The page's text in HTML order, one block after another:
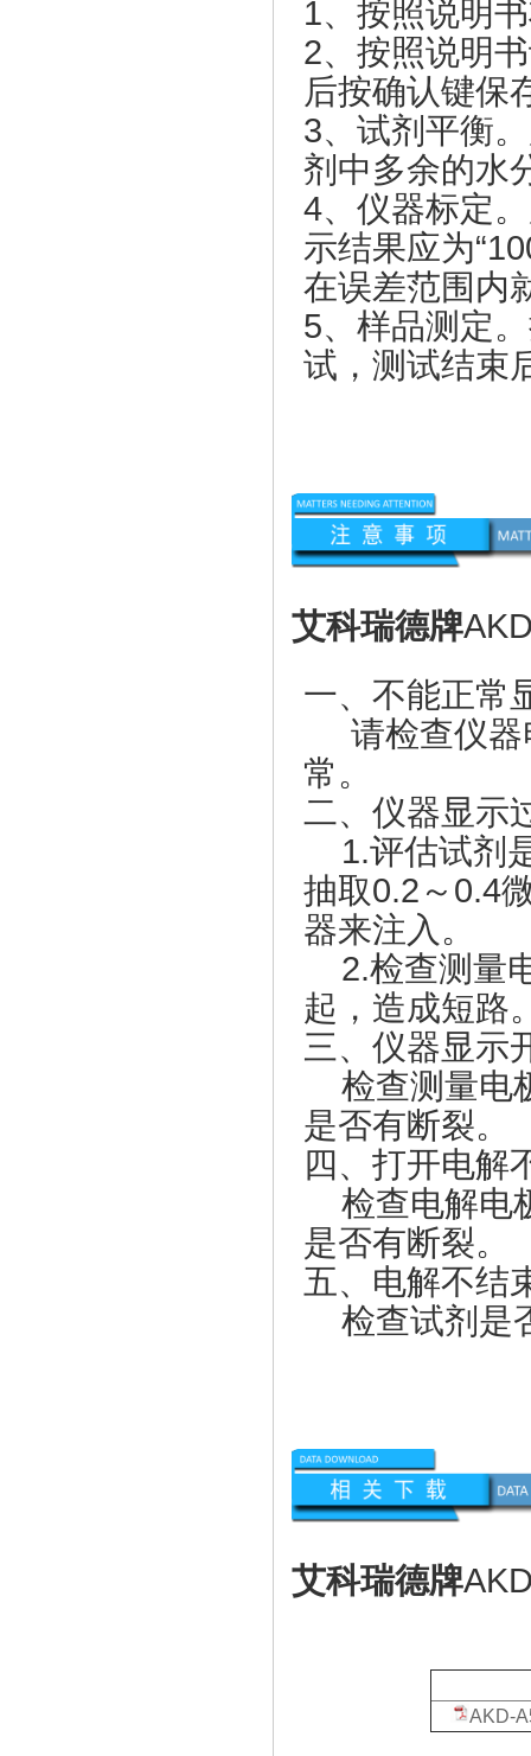
1、按照说明
2、按照说明
后按确认键保
3、试剂平衡
剂中多余的水
4、仪器标定
示结果应为
在误差范围内
5、样品测定
试，测试结束
艾科瑞德牌
一、不能正常
请检查仪器
常。
二、仪器显示
1.评估试剂
抽取0.2～0.4
器来注入。
2.检查测量
起，造成短路
三、仪器显示
检查测量电
是否有断裂。
四、打开电解
检查电解电
是否有断裂。
五、电解不结
检查试剂是
艾科瑞德牌
AKD-